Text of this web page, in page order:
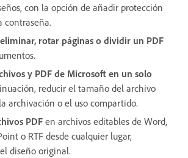
con la opción de añadir protección
contraseña.
rotar páginas o dividir un PDF
y PDF de Microsoft en un solo
reducir el tamaño del archivo
archivación o el uso compartido.
PDF en archivos editables de Word,
o RTF desde cualquier lugar,
diseño original.